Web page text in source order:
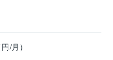
/月）